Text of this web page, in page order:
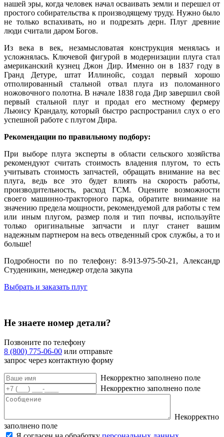
нашей эры, когда человек начал осваивать земли и перешел от
простого собирательства к производящему труду. Нужно было
не только вспахивать, но и подрезать дерн. Плуг древние
люди считали даром Богов.
Из века в век, незамысловатая конструкция менялась и
усложнялась. Ключевой фигурой в модернизации плуга стал
американский кузнец Джон Дир. Именно он в 1837 году в
Гранд Детуре, штат Иллинойс, создал первый хорошо
отполированный стальной отвал плуга из поломанного
ножовочного полотна. В начале 1838 года Дир завершил свой
первый стальной плуг и продал его местному фермеру
Льюису Крандалу, который быстро распространил слух о его
успешной работе с плугом Дира.
Рекомендации по правильному подбору:
При выборе плуга эксперты в области сельского хозяйства
рекомендуют считать стоимость владения плугом, то есть
учитывать стоимость запчастей, обращать внимание на вес
плуга, ведь все это будет влиять на скорость работы,
производительность, расход ГСМ. Оцените возможности
своего машинно-тракторного парка, обратите внимание на
значению предела мощности, рекомендуемой для работы с тем
или иным плугом, размер поля и тип почвы, используйте
только оригинальные запчасти и плуг станет вашим
надежным партнером на весь отведенный срок службы, а то и
больше!
Подробности по по телефону: 8-913-975-50-21, Александр
Студеникин, менеджер отдела закупа
Выбрать и заказать плуг
Не знаете номер детали?
Позвоните по телефону
8 (800) 775-06-00 или отправьте
запрос через контактную форму
Некорректно заполнено поле
Некорректно заполнено поле
Некорректно
заполнено поле